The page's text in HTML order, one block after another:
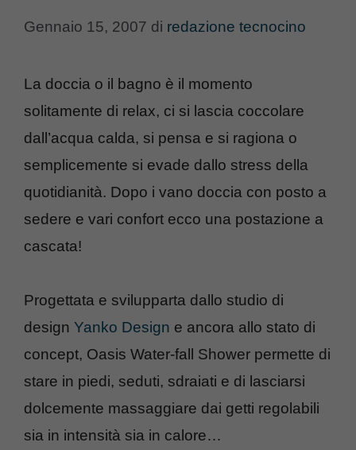
Gennaio 15, 2007 di redazione tecnocino
La doccia o il bagno è il momento
solitamente di relax, ci si lascia coccolare
dall’acqua calda, si pensa e si ragiona o
semplicemente si evade dallo stress della
quotidianità. Dopo i vano doccia con posto a
sedere e vari confort ecco una postazione a
cascata!
Progettata e svilupparta dallo studio di
design Yanko Design e ancora allo stato di
concept, Oasis Water-fall Shower permette di
stare in piedi, seduti, sdraiati e di lasciarsi
dolcemente massaggiare dai getti regolabili
sia in intensità sia in calore…